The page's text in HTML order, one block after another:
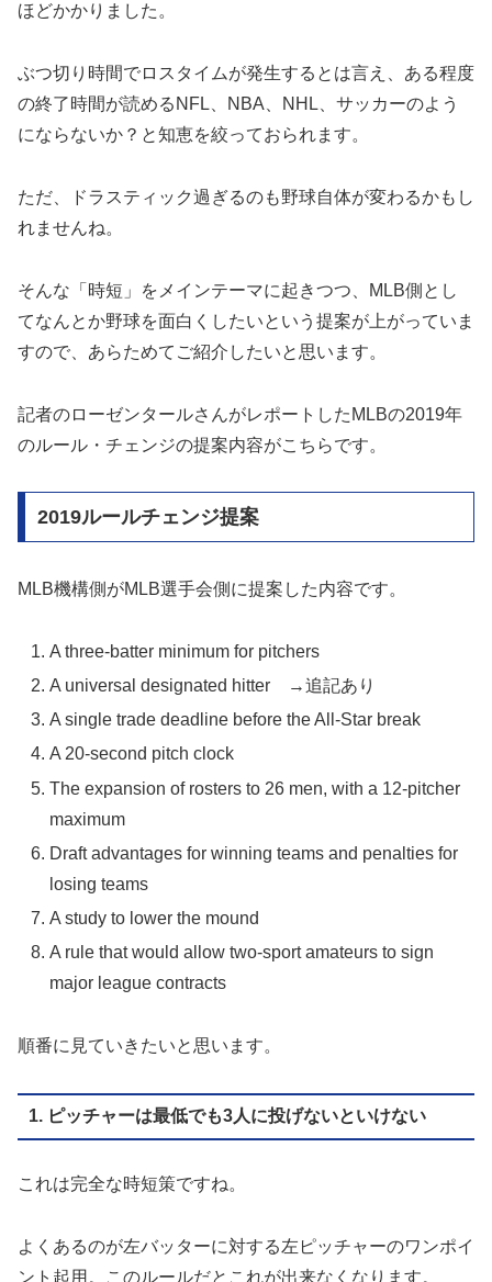
ほどかかりました。
ぶつ切り時間でロスタイムが発生するとは言え、ある程度
の終了時間が読めるNFL、NBA、NHL、サッカーのよう
にならないか？と知恵を絞っておられます。
ただ、ドラスティック過ぎるのも野球自体が変わるかもし
れませんね。
そんな「時短」をメインテーマに起きつつ、MLB側とし
てなんとか野球を面白くしたいという提案が上がっていま
すので、あらためてご紹介したいと思います。
記者のローゼンタールさんがレポートしたMLBの2019年
のルール・チェンジの提案内容がこちらです。
2019ルールチェンジ提案
MLB機構側がMLB選手会側に提案した内容です。
A three-batter minimum for pitchers
A universal designated hitter →追記あり
A single trade deadline before the All-Star break
A 20-second pitch clock
The expansion of rosters to 26 men, with a 12-pitcher
maximum
Draft advantages for winning teams and penalties for
losing teams
A study to lower the mound
A rule that would allow two-sport amateurs to sign
major league contracts
順番に見ていきたいと思います。
1. ピッチャーは最低でも3人に投げないといけない
これは完全な時短策ですね。
よくあるのが左バッターに対する左ピッチャーのワンポイ
ント起用。このルールだとこれが出来なくなります。